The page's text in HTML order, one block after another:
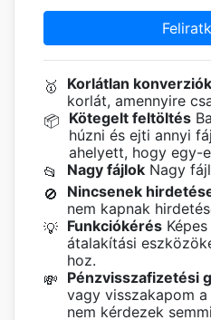
🥇 Korlátlan konverziók
korlát, amennyire
📦 Kötegelt feltöltés
húzni és ejti annyi
ahelyett, hogy egy-
📂
Nagy fájlok Nagy
🚫
Nincsenek
nem kapnak
💡 Funkciókérés
átalakítási
hoz.
💸 Pénzvisszafizetési
vagy visszakapom
nem kérdezek